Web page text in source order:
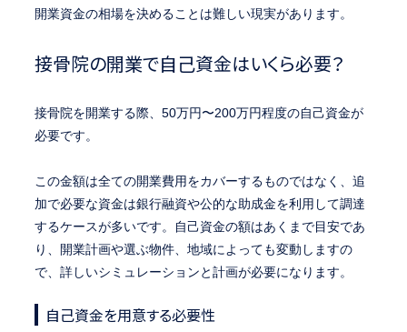
開業資金の相場を決めることは難しい現実があります。
接骨院の開業で自己資金はいくら必要？
接骨院を開業する際、50万円〜200万円程度の自己資金が
必要です。
この金額は全ての開業費用をカバーするものではなく、追
加で必要な資金は銀行融資や公的な助成金を利用して調達
するケースが多いです。自己資金の額はあくまで目安であ
り、開業計画や選ぶ物件、地域によっても変動しますの
で、詳しいシミュレーションと計画が必要になります。
自己資金を用意する必要性